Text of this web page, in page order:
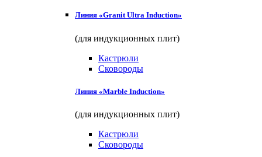
Линия «Granit Ultra Induction»
(для индукционных плит)
Кастрюли
Сковороды
Линия «Marble Induction»
(для индукционных плит)
Кастрюли
Сковороды